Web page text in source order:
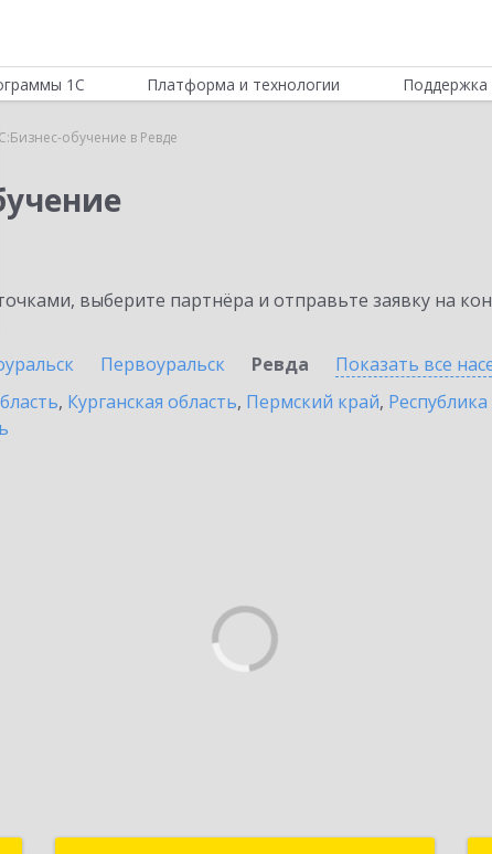
1С Платформа и технологии Поддержка
обучение в Ревде
выберите партнёра и отправьте заявку на
Первоуральск Ревда Показать все
, Курганская область, Пермский край,